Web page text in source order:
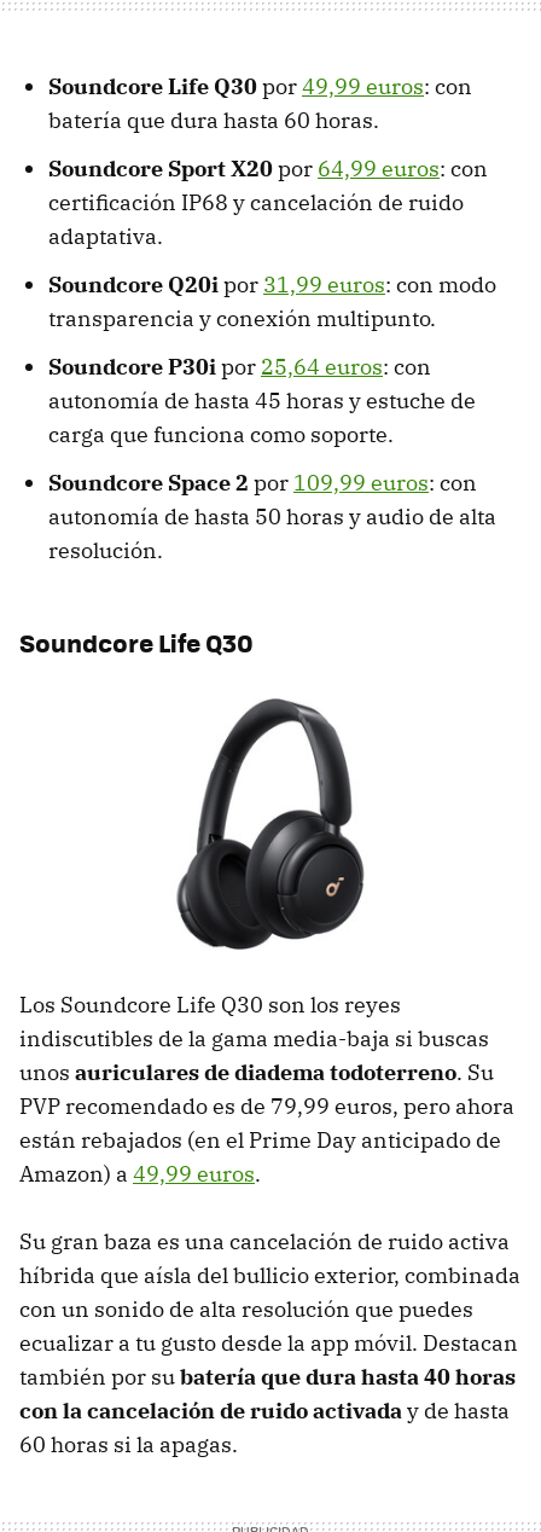
Soundcore Life Q30por49,99 euros: con
batería que dura hasta 60 horas.
Soundcore Sport X20por 64,99 euros: con
certificación IP68 y cancelación de ruido
adaptativa.
Soundcore Q20ipor 31,99 euros: con modo
transparencia y conexión multipunto.
Soundcore P30ipor 25,64 euros: con
autonomía de hasta 45 horas y estuche de
carga que funciona como soporte.
Soundcore Space 2 por 109,99 euros: con
autonomía de hasta 50 horas y audio de alta
resolución.
Soundcore Life Q30
Los Soundcore Life Q30 son los reyes
indiscutibles de la gama media-baja si buscas
unos auriculares de diadema todoterreno. Su
PVP recomendado es de 79,99 euros, pero ahora
están rebajados (en el Prime Day anticipado de
Amazon) a 49,99 euros.
Su gran baza es una cancelación de ruido activa
híbrida que aísla del bullicio exterior, combinada
con un sonido de alta resolución que puedes
ecualizar a tu gusto desde la app móvil. Destacan
también por subatería que dura hasta 40 horas
con la cancelación de ruido activaday de hasta
60 horas si la apagas.